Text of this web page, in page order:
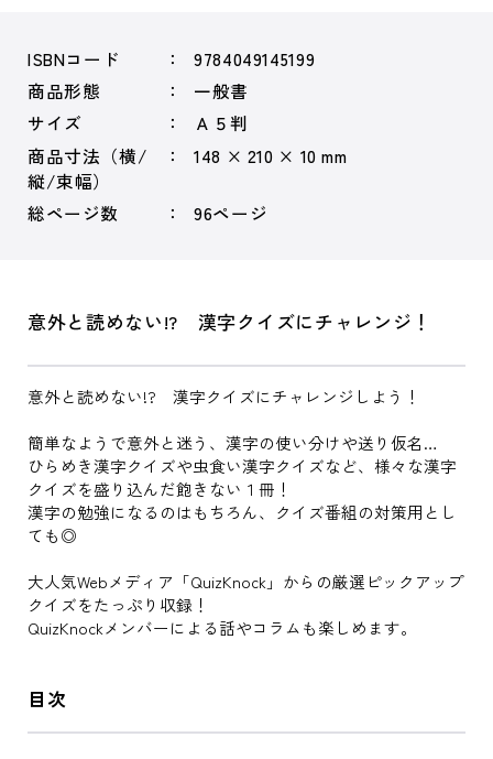
ISBNコード
9784049145199
商品形態
一般書
サイズ
Ａ５判
商品寸法（横/
縦/束幅）
148 × 210 × 10 mm
総ページ数 96ページ
意外と読めない!? 漢字クイズにチャレンジ！
意外と読めない!? 漢字クイズにチャレンジしよう！
簡単なようで意外と迷う、漢字の使い分けや送り仮名…
ひらめき漢字クイズや虫食い漢字クイズなど、様々な漢字
クイズを盛り込んだ飽きない１冊！
漢字の勉強になるのはもちろん、クイズ番組の対策用とし
ても◎
大人気Webメディア「QuizKnock」からの厳選ピックアップ
クイズをたっぷり収録！
QuizKnockメンバーによる話やコラムも楽しめます。
目次